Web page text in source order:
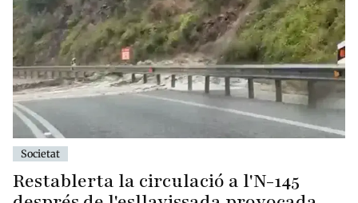
Societat
Restablerta la circulació a l'N-145